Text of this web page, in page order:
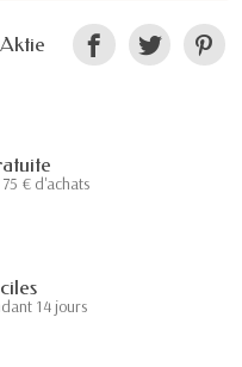
Aktie
€ d'achats
14 jours